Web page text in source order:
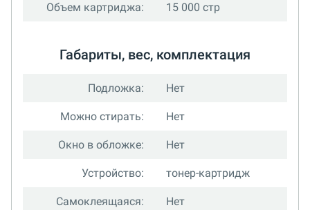
Объем картриджа: 15 000 стр
Габариты, вес, комплектация
Подложка: Нет
Можно стирать: Нет
Окно в обложке: Нет
Устройство: тонер-картридж
Самоклеящаяся: Нет